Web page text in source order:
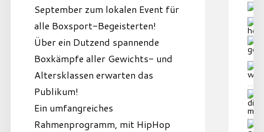
September zum lokalen Event für
alle Boxsport-Begeisterten!
Über ein Dutzend spannende
Boxkämpfe aller Gewichts- und
Altersklassen erwarten das
Publikum!
Ein umfangreiches
Rahmenprogramm, mit HipHop